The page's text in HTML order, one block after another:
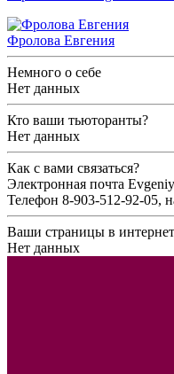
Фролова Евгения
Немного о себе
Нет данных
Кто ваши тьюторанты?
Нет данных
Как с вами связаться?
Электронная почта
Телефон 8-903-512-92-05,
Ваши страницы в
Нет данных